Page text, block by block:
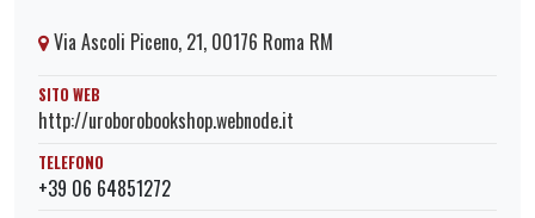
Via Ascoli Piceno, 21, 00176 Roma RM
SITO WEB
http://uroborobookshop.webnode.it
TELEFONO
+39 06 64851272